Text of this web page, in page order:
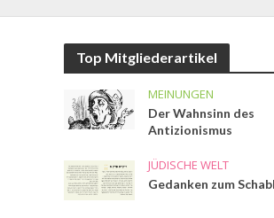
Top Mitgliederartikel
MEINUNGEN
Der Wahnsinn des
Antizionismus
JÜDISCHE WELT
Gedanken zum